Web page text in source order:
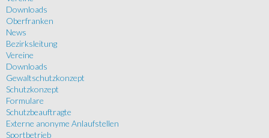
Downloads
Oberfranken
News
Bezirksleitung
Vereine
Downloads
Gewaltschutzkonzept
Schutzkonzept
Formulare
Schutzbeauftragte
Externe anonyme Anlaufstellen
Sportbetrieb